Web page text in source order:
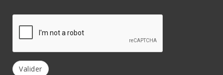
Valider